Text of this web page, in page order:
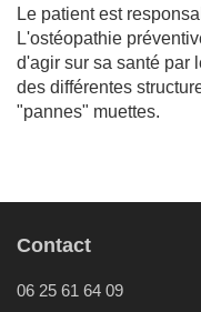
Le patient est
L'ostéopathie
d'agir sur sa santé par
des différentes
"pannes" muettes.
Contact
06 25 61 64 09